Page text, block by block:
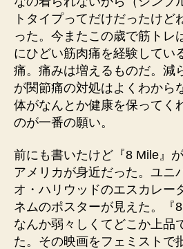
トタイプってだけだったけど
った。今またこの歳で筋トレ
にひどい筋肉痛を経験してい
痛。痛みは増えるものだ。減
が関節痛の対処はよくわから
体がなんとか健康を保ってく
のが一番の願い。
前にも書いたけど『8 Mile』
アメリカが身近だった。ユニ
オ・ハリウッドのエスカレー
ネムのポスターが見えた。『
なんか弱々しくてどこか上品
た。その映画をフェミストで